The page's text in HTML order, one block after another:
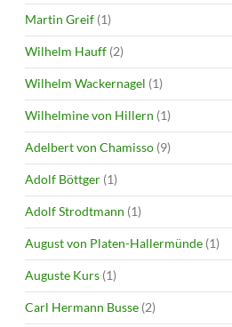
Martin Greif (1)
Wilhelm Hauff (2)
Wilhelm Wackernagel (1)
Wilhelmine von Hillern (1)
Adelbert von Chamisso (9)
Adolf Böttger (1)
Adolf Strodtmann (1)
August von Platen-Hallermünde (1)
Auguste Kurs (1)
Carl Hermann Busse (2)